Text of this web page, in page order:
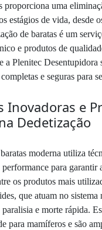
proporciona uma
estágios de vida, desde
de baratas é um
e produtos de
a Plenitec Desentupidora
e seguras para
Inovadoras e
Dedetização
moderna utiliza
para garantir
os produtos mais
que atuam no sistema
paralisia e morte rápida.
para mamíferos e são